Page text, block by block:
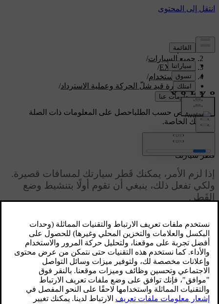
الدعم/
جميع السيارات/
EX90 2026
/
دليل الاستخدام/
السيارة قيد شلّ الحركة وعملية الاسترداد/
قَطر سيارتك
دعم مخصص حسب الطلباحصل على المعلومات ذات الصلة
بسيارتك الخاصة.
تسجيل الدخول
قَطر سيارتك
إذا لزم الأمر، يمكنك قَطر سيارتك لمسافات قصيرة.
ولكي تفعل ذلك، ينبغي أن تقوم أولًا بتنشيط وضع
القَطر.